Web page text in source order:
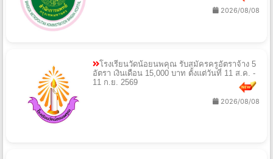
2026/08/08
โรงเรียนวัดน้อยนพคุณ รับสมัครครูอัตราจ้าง 5
อัตรา เงินเดือน 15,000 บาท ตั้งแต่วันที่ 11 ส.ค. -
11 ก.ย. 2569
2026/08/08